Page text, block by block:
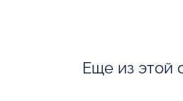
Еще из этой